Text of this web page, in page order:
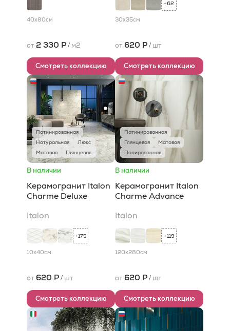
40x80см
от 2 330 Р/ м2
Смотреть коллекцию
+62
30x35см
от 620 Р/ шт
Смотреть коллекцию
Патинированная
Натуральная
Люкс
Матовая
Глянцевая
В наличии
Керамогранит Italon
Charme Deluxe
Italon
+175
10x40см
от 620 Р/ шт
Смотреть коллекцию
Патинированная
Глянцевая
Матовая
Полированная
В наличии
Керамогранит Italon
Charme Advance
Italon
+119
120x280см
от 620 Р/ шт
Смотреть коллекцию